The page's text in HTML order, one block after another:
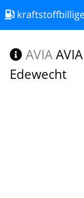
AVIA
Edewecht